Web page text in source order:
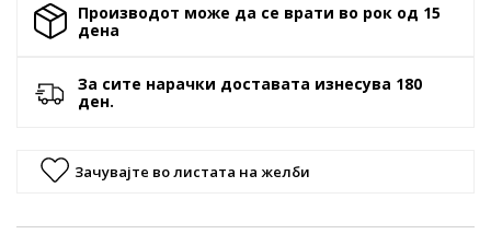
Производот може да се врати во рок од 15
денa
За сите нарачки доставата изнесува 180
ден.
Зачувајте во листата на желби